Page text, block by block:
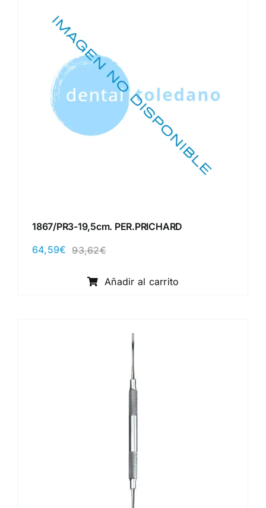
1867/PR3-19,5cm. PER.PRICHARD
93,62€El
original
era:
64,59€
El
actual
es:
Añadir al carrito